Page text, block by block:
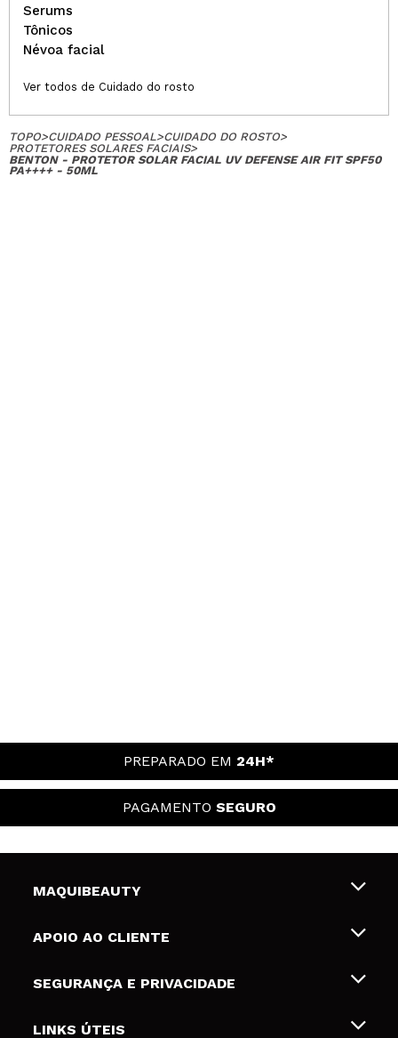
Serums
Tônicos
Névoa facial
Ver todos de Cuidado do rosto
TOPO>CUIDADO PESSOAL>CUIDADO DO ROSTO>
PROTETORES SOLARES FACIAIS>
BENTON - PROTETOR SOLAR FACIAL UV DEFENSE AIR FIT SPF50
PA++++ - 50ML
PREPARADO EM 24H*
PAGAMENTO SEGURO
MAQUIBEAUTY
Sobre nós
Gift Cards
APOIO AO CLIENTE
Envios e Devoluções
Formas de pagamento
SEGURANÇA E PRIVACIDADE
Termos e Privacidade
LINKS ÚTEIS